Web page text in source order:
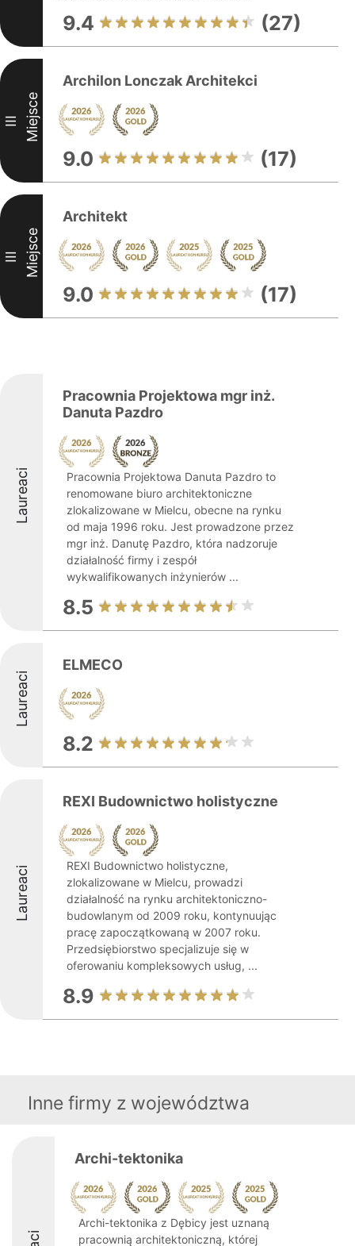
9.4 (27)
III Miejsce
Archilon Lonczak Architekci
9.0 (17)
III Miejsce
Architekt
9.0 (17)
Laureaci
Pracownia Projektowa mgr inż.
Danuta Pazdro
Pracownia Projektowa Danuta Pazdro to
renomowane biuro architektoniczne
zlokalizowane w Mielcu, obecne na rynku
od maja 1996 roku. Jest prowadzone przez
mgr inż. Danutę Pazdro, która nadzoruje
działalność firmy i zespół
wykwalifikowanych inżynierów ...
8.5
Laureaci
ELMECO
8.2
Laureaci
REXI Budownictwo holistyczne
REXI Budownictwo holistyczne,
zlokalizowane w Mielcu, prowadzi
działalność na rynku architektoniczno-
budowlanym od 2009 roku, kontynuując
pracę zapoczątkowaną w 2007 roku.
Przedsiębiorstwo specjalizuje się w
oferowaniu kompleksowych usług, ...
8.9
Inne firmy z województwa
Archi-tektonika
Archi-tektonika z Dębicy jest uznaną
pracownią architektoniczną, której